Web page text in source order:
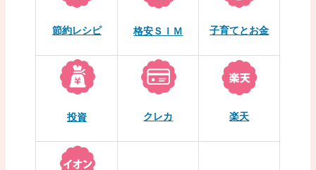
節約レシピ 格安ＳＩＭ 子育てとお金
投資 クレカ 楽天